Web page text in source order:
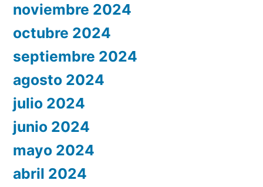
noviembre 2024
octubre 2024
septiembre 2024
agosto 2024
julio 2024
junio 2024
mayo 2024
abril 2024